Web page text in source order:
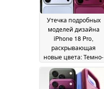
Утечка подробных
моделей дизайна
iPhone 18 Pro,
раскрывающая
новые цвета: Темно-
вишневый, светло-
голубой, черный и
серебристый29 May